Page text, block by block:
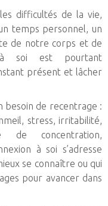
difficultés de la vie,
temps personnel, un
de notre corps et de
à soi est pourtant
présent et lâcher
besoin de recentrage :
stress, irritabilité,
de concentration,
à soi s’adresse
se connaître ou qui
pour avancer dans